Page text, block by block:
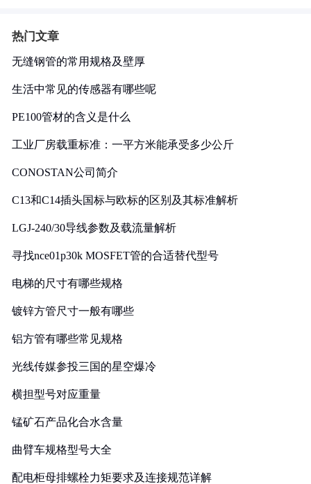
热门文章
无缝钢管的常用规格及壁厚
生活中常见的传感器有哪些呢
PE100管材的含义是什么
工业厂房载重标准：一平方米能承受多少公斤
CONOSTAN公司简介
C13和C14插头国标与欧标的区别及其标准解析
LGJ-240/30导线参数及载流量解析
寻找nce01p30k MOSFET管的合适替代型号
电梯的尺寸有哪些规格
镀锌方管尺寸一般有哪些
铝方管有哪些常见规格
光线传媒参投三国的星空爆冷
横担型号对应重量
锰矿石产品化合水含量
曲臂车规格型号大全
配电柜母排螺栓力矩要求及连接规范详解